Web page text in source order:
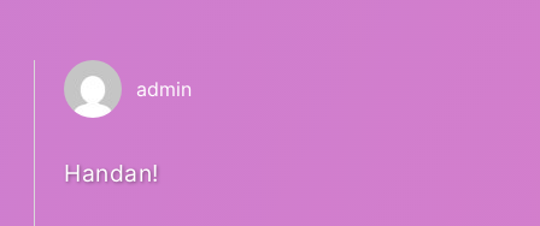
admin
Handan!